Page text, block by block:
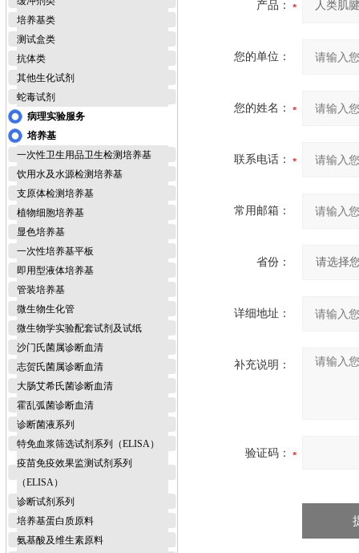
培养基类
测试盒类
抗体类
其他生化试剂
蛇毒试剂
病理实验服务
培养基
一次性卫生用品卫生检测培养基
饮用水及水源检测培养基
支原体检测培养基
植物细胞培养基
显色培养基
一次性培养基平板
即用型液体培养基
管装培养基
微生物生化管
微生物学实验配套试剂及试纸
沙门氏菌属诊断血清
志贺氏菌属诊断血清
大肠艾希氏菌诊断血清
霍乱弧菌诊断血清
诊断菌液系列
特免血浆筛选试剂系列（ELISA）
疫苗免疫效果监测试剂系列
（ELISA）
诊断试剂系列
培养基蛋白质原料
氨基酸及维生素原料
产品：
您的单位：
您的姓名：
联系电话：
常用邮箱：
省份：
详细地址：
补充说明：
验证码：